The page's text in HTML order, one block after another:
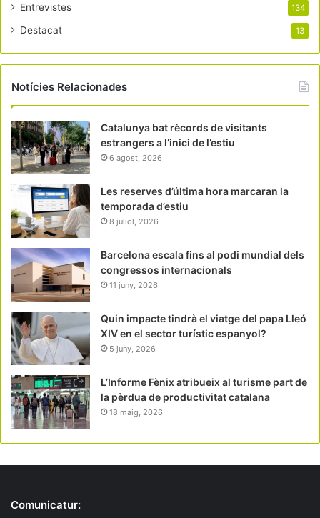
Entrevistes 134
Destacat 13
Notícies Relacionades
Catalunya bat rècords de visitants
estrangers a l’inici de l’estiu
6 agost, 2026
Les reserves d’última hora marcaran la
temporada d’estiu
8 juliol, 2026
Barcelona escala fins al podi mundial dels
congressos internacionals
11 juny, 2026
Quin impacte tindrà el viatge del papa Lleó
XIV en el sector turístic espanyol?
5 juny, 2026
L’Informe Fènix atribueix al turisme part de
la pèrdua de productivitat catalana
18 maig, 2026
Comunicatur: